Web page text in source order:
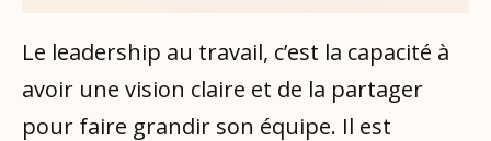
Le leadership au travail, c’est la capacité à
avoir une vision claire et de la partager
pour faire grandir son équipe. Il est